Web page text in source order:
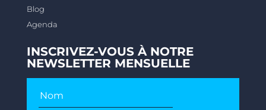
Blog
Agenda
INSCRIVEZ-VOUS À NOTRE
NEWSLETTER MENSUELLE